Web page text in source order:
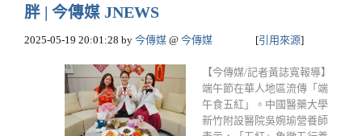
胖 | 今傳媒 JNEWS
2025-05-19 20:01:28 by 今傳媒 @ 今傳媒 [引用來源]
【今傳媒/記者黃誌寬報導】
端午節在華人地區流傳「端
午食五紅」。中國醫藥大學
新竹附設醫院吳婉瑜營養師